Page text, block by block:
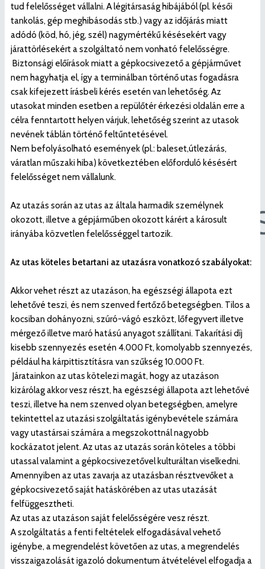
tud felelősséget vállalni. A légitársaság hibájából (pl. késői
tankolás, gép meghibásodás stb.) vagy az időjárás miatt
adódó (köd, hó, jég, szél) nagymértékű késésekért vagy
járattörlésekért a szolgáltató nem vonható felelősségre.
Biztonsági előírások miatt a gépkocsivezető a gépjárművet
nem hagyhatja el, így a terminálban történő utas fogadásra
csak kifejezett írásbeli kérés esetén van lehetőség. Az
utasokat minden esetben a repülőtér érkezési oldalán erre a
célra fenntartott helyen várjuk, lehetőség szerint az utasok
nevének táblán történő feltűntetésével.
Nem befolyásolható események (pl.: baleset,útlezárás,
váratlan műszaki hiba) következtében előforduló késésért
felelősséget nem vállalunk.
Az utazás során az utas az általa harmadik személynek
okozott, illetve a gépjárműben okozott kárért a károsult
irányába közvetlen felelősséggel tartozik.
Az utas köteles betartani az utazásra vonatkozó szabályokat:
Akkor vehet részt az utazáson, ha egészségi állapota ezt
lehetővé teszi, és nem szenved fertőző betegségben. Tilos a
kocsiban dohányozni, szúró-vágó eszközt, lőfegyvert illetve
mérgező illetve maró hatású anyagot szállítani. Takarítási díj
kisebb szennyezés esetén 4.000 Ft, komolyabb szennyezés,
például ha kárpittisztításra van szűkség 10.000 Ft.
Járatainkon az utas kötelezi magát, hogy az utazáson
kizárólag akkor vesz részt, ha egészségi állapota azt lehetővé
teszi, illetve ha nem szenved olyan betegségben, amelyre
tekintettel az utazási szolgáltatás igénybevétele számára
vagy utastársai számára a megszokottnál nagyobb
kockázatot jelent. Az utas az utazás során köteles a többi
utassal valamint a gépkocsivezetővel kulturáltan viselkedni.
Amennyiben az utas zavarja az utazásban résztvevőket a
gépkocsivezető saját hatáskörében az utas utazását
felfüggesztheti.
Az utas az utazáson saját felelősségére vesz részt.
A szolgáltatás a fenti feltételek elfogadásával vehető
igénybe, a megrendelést követően az utas, a megrendelés
visszaigazolását igazoló dokumentum átvételével elfogadja a